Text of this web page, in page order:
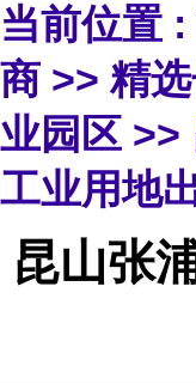
当前位置 :
商 >>精
业园区 >>
工业用地
昆山张